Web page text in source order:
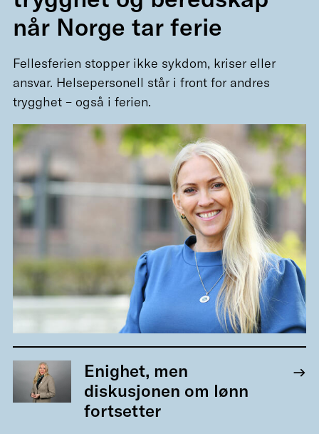
når Norge tar ferie
Fellesferien stopper ikke sykdom, kriser eller
ansvar. Helsepersonell står i front for andres
trygghet – også i ferien.
Enighet, men
diskusjonen om lønn
fortsetter